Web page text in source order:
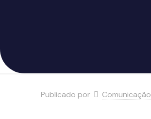
Publicado por Comunicação